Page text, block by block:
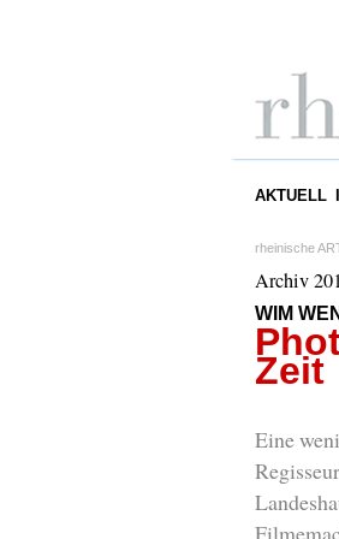
AKTUELL
rheinische
Archiv
WIM
Zeit
Eine